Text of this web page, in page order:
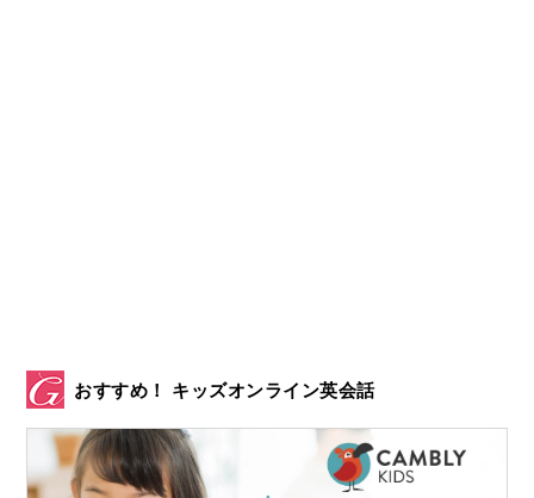
おすすめ！ キッズオンライン英会話